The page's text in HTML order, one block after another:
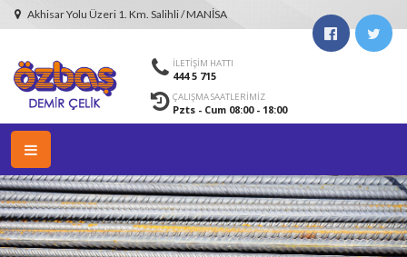
Akhisar Yolu Üzeri 1. Km. Salihli / MANİSA
İLETİŞİM HATTI
444 5 715
ÇALIŞMA SAATLERİMİZ
Pzts - Cum 08:00 - 18:00